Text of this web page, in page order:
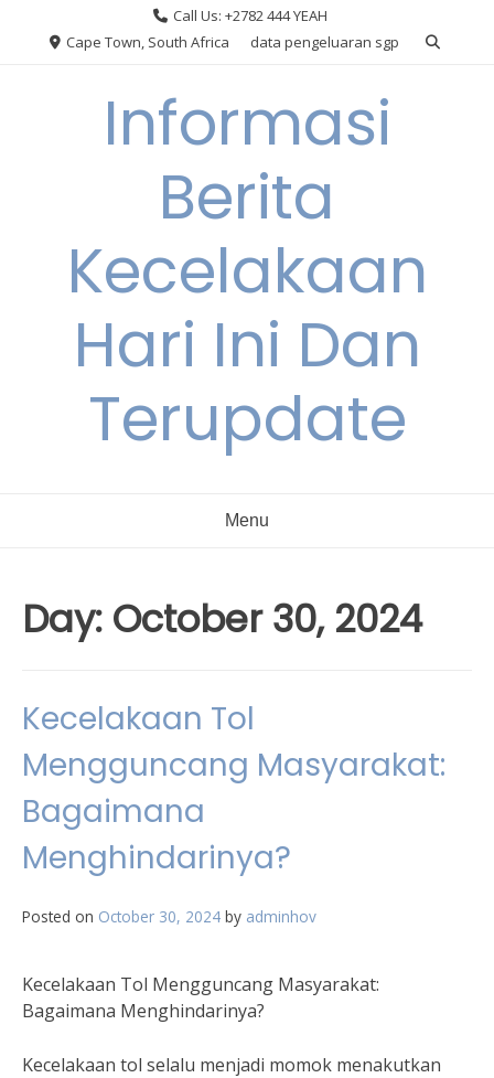
Call Us: +2782 444 YEAH
Cape Town, South Africa
data pengeluaran sgp
Informasi
Berita
Kecelakaan
Hari Ini Dan
Terupdate
Menu
Day: October 30, 2024
Kecelakaan Tol
Mengguncang Masyarakat:
Bagaimana
Menghindarinya?
Posted on October 30, 2024 by adminhov
Kecelakaan Tol Mengguncang Masyarakat:
Bagaimana Menghindarinya?
Kecelakaan tol selalu menjadi momok menakutkan